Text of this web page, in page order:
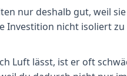
nur deshalb gut, weil
nicht isoliert
Luft lässt, ist er oft